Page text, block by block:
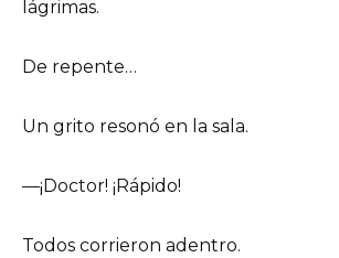
lágrimas.
De repente…
Un grito resonó en la sala.
—¡Doctor! ¡Rápido!
Todos corrieron adentro.